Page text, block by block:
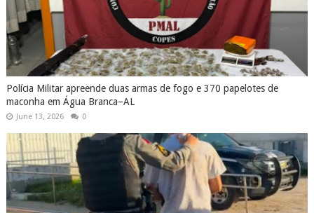
Polícia Militar apreende duas armas de fogo e 370 papelotes de
maconha em Água Branca–AL
June 13, 2026 0